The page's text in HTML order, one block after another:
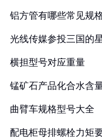
铝方管有哪些常见规
光线传媒参投三国的
横担型号对应重量
锰矿石产品化合水含
曲臂车规格型号大全
配电柜母排螺栓力矩